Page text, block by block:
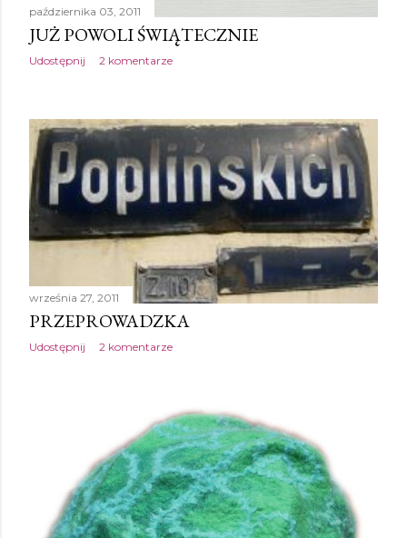
października 03, 2011
JUŻ POWOLI ŚWIĄTECZNIE
Udostępnij 2 komentarze
września 27, 2011
PRZEPROWADZKA
Udostępnij 2 komentarze